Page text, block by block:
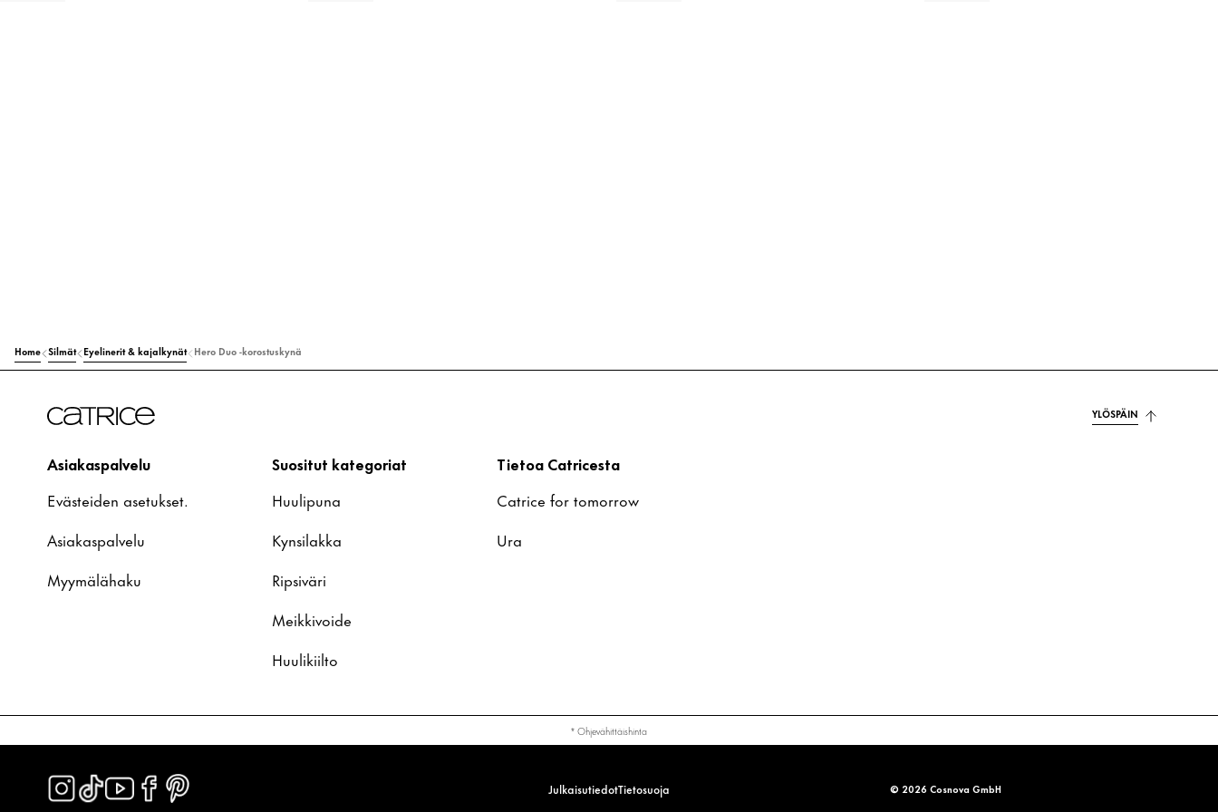
Home Silmät Eyelinerit & kajalkynät Hero Duo -korostuskynä
YLÖSPÄIN
Asiakaspalvelu
Evästeiden asetukset.
Asiakaspalvelu
Myymälähaku
Suositut kategoriat
Huulipuna
Kynsilakka
Ripsiväri
Meikkivoide
Huulikiilto
Tietoa Catricesta
Catrice for tomorrow
Ura
* Ohjevähittäishinta
JulkaisutiedotTietosuoja © 2026 Cosnova GmbH